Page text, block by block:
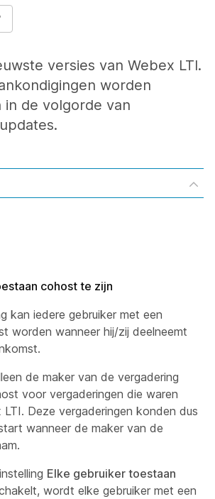
versies van Webex LTI.
worden
de volgorde van
cohost te zijn
kan iedere gebruiker met een
worden wanneer hij/zij deelneemt
de maker van de vergadering
voor vergaderingen die waren
LTI. Deze vergaderingen konden dus
wanneer de maker van de
Elke gebruiker toestaan
wordt elke gebruiker met een